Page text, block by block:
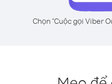
Chọn "Cuộc gọi Viber